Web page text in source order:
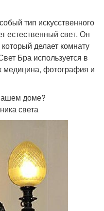
тип искусственного
естественный свет. Он
делает комнату
Бра используется в
медицина, фотография и
доме?
света